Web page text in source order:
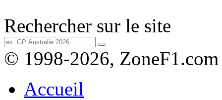
Rechercher sur le site
© 1998-2026, ZoneF1.com
Accueil